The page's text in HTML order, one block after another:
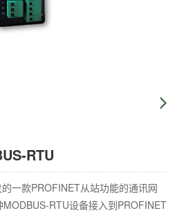
RTU
一款PROFINET从站功能的通讯网
RTU设备接入到PROFINET